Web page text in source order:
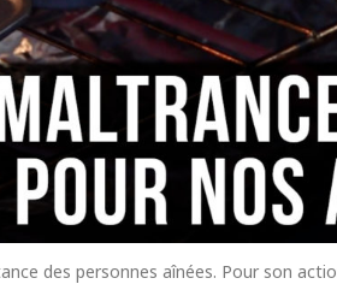
des personnes aînées. Pour son